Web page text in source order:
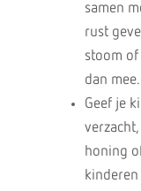
samen
rust
stoom
dan mee.
Geef je
honing